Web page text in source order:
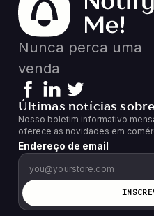
Nunca perca uma
venda
Últimas notícias
Nosso boletim informativo
oferece as novidades em
Endereço de email